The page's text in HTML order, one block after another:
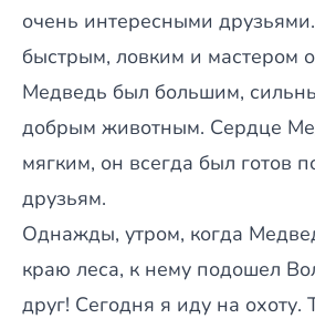
очень интересными
быстрым, ловким и мастером
Медведь был большим,
добрым животным. Сердце
мягким, он всегда был готов
друзьям.
Однажды, утром, когда
краю леса, к нему подошел
друг! Сегодня я иду на